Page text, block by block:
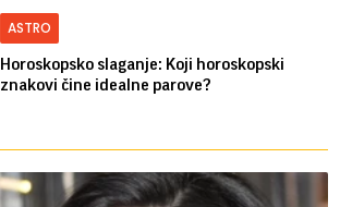
ASTRO
Horoskopsko slaganje: Koji horoskopski
znakovi čine idealne parove?